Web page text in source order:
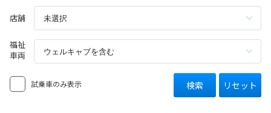
店舗
福祉
車両
試乗車のみ表示 検索 リセット